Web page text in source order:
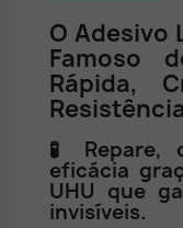
O Adesivo
Famoso
Rápida,
Resistência
🧪
eficácia
UHU que
invisíveis.